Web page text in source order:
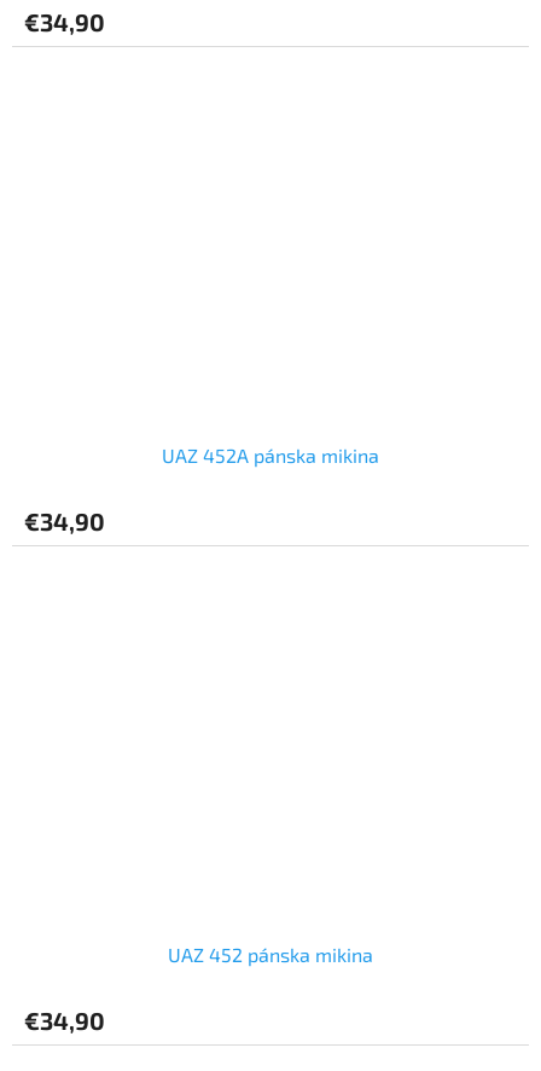
€34,90
UAZ 452A pánska mikina
€34,90
UAZ 452 pánska mikina
€34,90